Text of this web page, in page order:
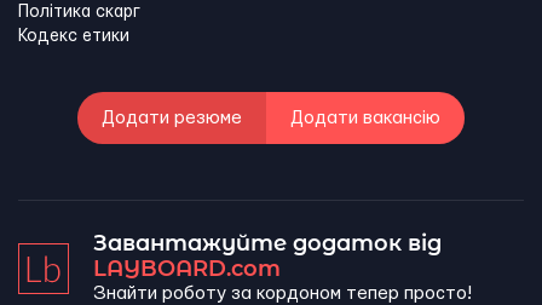
Політика скарг
Кодекс етики
Додати резюме Додати вакансію
Завантажуйте додаток від
LAYBOARD.com
Знайти роботу за кордоном тепер просто!